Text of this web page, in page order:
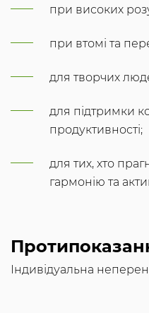
при високих
при втомі та
для творчих
для підтримки
продуктивності;
для тих, хто
гармонію та
Індивідуальна